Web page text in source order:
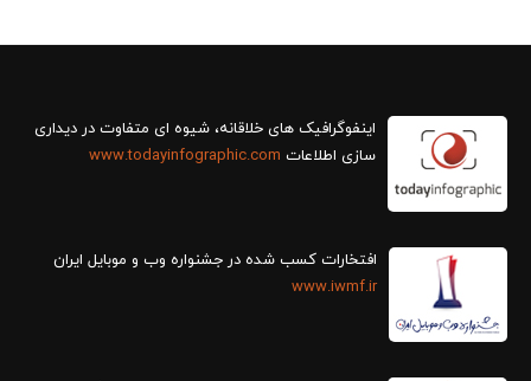
سازی اطلاعات www.todayinfographic.com
افتخارات کسب شده در جشنواره وب و موبایل ایران
www.iwmf.ir